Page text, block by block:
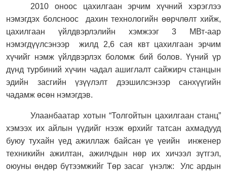
2010 оноос цахилгаан эрчим хүчний хэрэглээ
нэмэгдэх болсноос
дахин технологийн өөрчлөлт хийж,
цахилгаан үйлдвэрлэлийн хэмжээг 3 МВт-аар
нэмэгдүүлсэнээр
жилд 2,6 сая квт цахилгаан эрчим
хүчийг нэмж үйлдвэрлэх боломж бий болов. Үүний үр
дүнд турбиний хүчин чадал ашиглалт сайжирч станцын
эдийн засгийн үзүүлэлт дээшилсэнээр санхүүгийн
чадамж өсөн нэмэгдэв.
Улаанбаатар хотын “Толгойтын цахилгаан станц”
хэмээх их айлын үүдийг нээж өрхийг татсан ахмадууд
буюу тухайн үед ажиллаж байсан үе үеийн
инженер
техникийн ажилтан, ажилчдын нөр их хичээл зүтгэл,
оюуны өндөр бүтээмжийг Төр засаг
үнэлж:
Улс ардын